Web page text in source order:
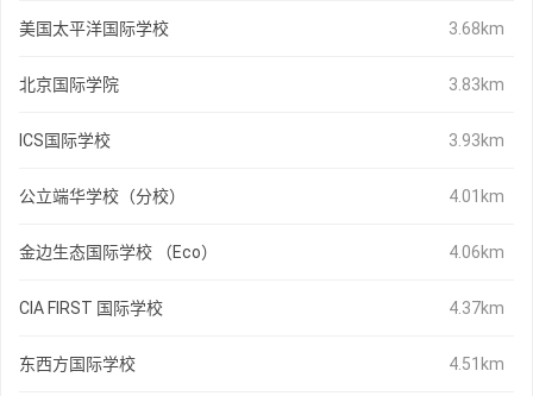
美国太平洋国际学校 3.68km
北京国际学院 3.83km
ICS国际学校 3.93km
公立端华学校（分校） 4.01km
金边生态国际学校 （Eco） 4.06km
CIA FIRST 国际学校 4.37km
东西方国际学校 4.51km